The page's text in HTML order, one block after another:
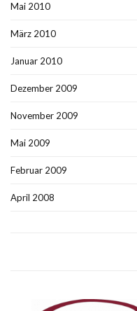
Mai 2010
März 2010
Januar 2010
Dezember 2009
November 2009
Mai 2009
Februar 2009
April 2008